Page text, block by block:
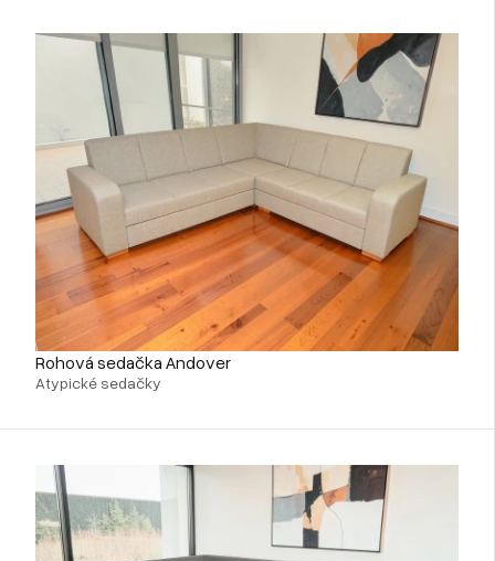
Rohová sedačka Andover
Atypické sedačky